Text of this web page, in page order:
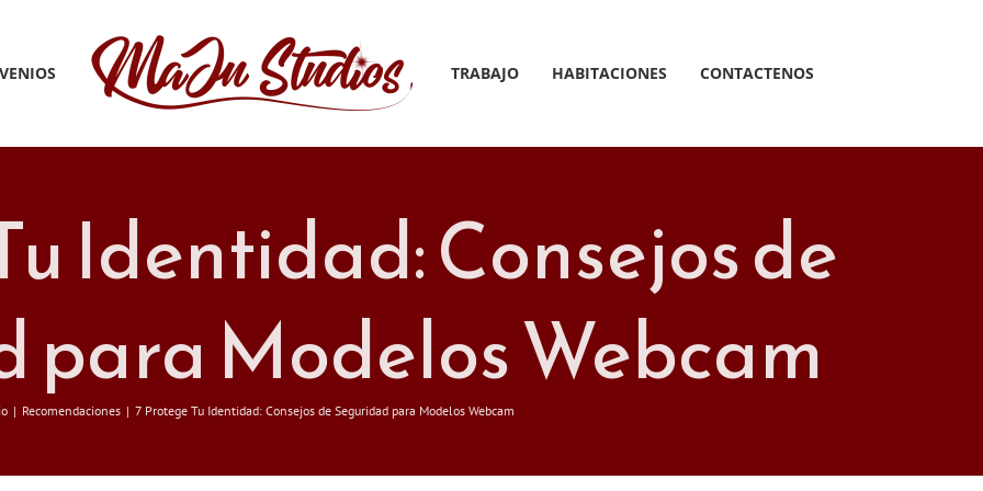
TRABAJO HABITACIONES CONTACTENOS
Identidad: Consejos de
para Modelos Webcam
Recomendaciones 7 Protege Tu Identidad: Consejos de Seguridad para Modelos Webcam